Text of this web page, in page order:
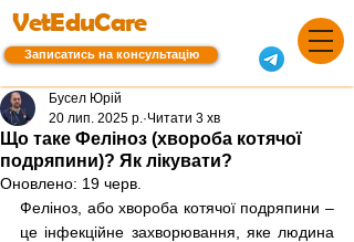
VetEduCare
Записатись на консультацію
Що таке Феліноз (хвороба котячої
подряпини)? Як лікувати?
Бусел Юрій
20 лип. 2025 р. Читати 3 хв
Оновлено: 19 черв.
Феліноз, або хвороба котячої подряпини –
це інфекційне захворювання, яке людина